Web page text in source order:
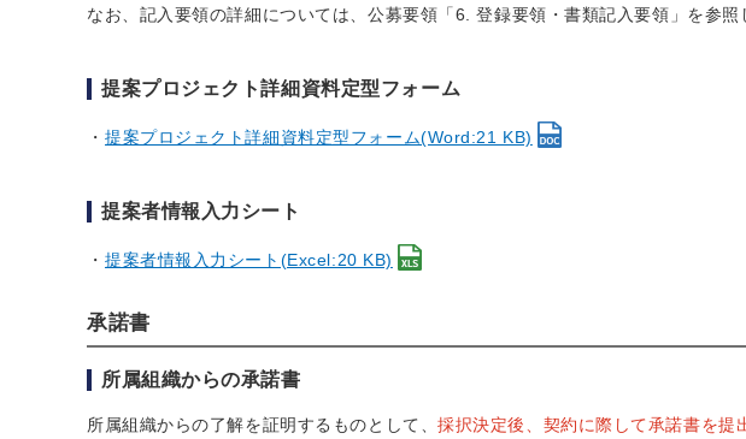
なお、記入要領の詳細については、公募要領「6. 登録要領・書類記入要領」を参照
提案プロジェクト詳細資料定型フォーム
提案プロジェクト詳細資料定型フォーム(Word:21 KB)
提案者情報入力シート
提案者情報入力シート(Excel:20 KB)
承諾書
所属組織からの承諾書
所属組織からの了解を証明するものとして、採択決定後、契約に際して承諾書を提